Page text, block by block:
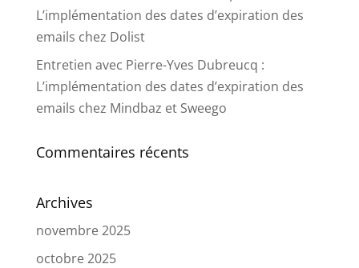
L’implémentation des dates d’expiration des
emails chez Dolist
Entretien avec Pierre-Yves Dubreucq :
L’implémentation des dates d’expiration des
emails chez Mindbaz et Sweego
Commentaires récents
Archives
novembre 2025
octobre 2025